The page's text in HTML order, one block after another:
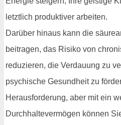
letztlich produktiver arbeiten.
Darüber hinaus kann die
beitragen, das Risiko von
reduzieren, die Verdauung zu
psychische Gesundheit zu
Herausforderung, aber mit ein
Durchhaltevermögen können